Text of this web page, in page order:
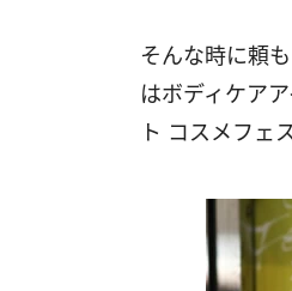
そんな時に頼
はボディケア
ト コスメフェ